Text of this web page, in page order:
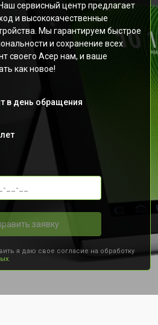
сервисный центр предлагает
и высококачественные
Мы гарантируем быстрое
и сохранение всех
своего Асер нам, и ваше
как новое!
в день обращения
заявку
я даю свое согласие на обработку